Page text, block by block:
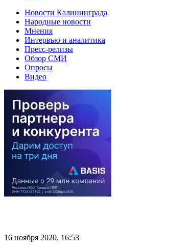
Новости Калининграда
Народные новости
Мнения
Интервью и аналитика
Пресс-релизы
Обзор СМИ
Опросы
Видео
16 ноября 2020, 16:53